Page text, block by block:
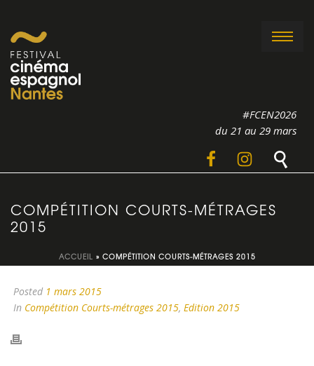
#FCEN2026
du 21 au 29 mars
COMPÉTITION COURTS-MÉTRAGES
2015
ACCUEIL » COMPÉTITION COURTS-MÉTRAGES 2015
Posted 1 mars 2015
In Compétition Courts-métrages 2015, Edition 2015